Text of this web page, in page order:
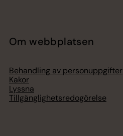
Om webbplatsen
Behandling av personuppgifter
Kakor
Lyssna
Tillgänglighetsredogörelse